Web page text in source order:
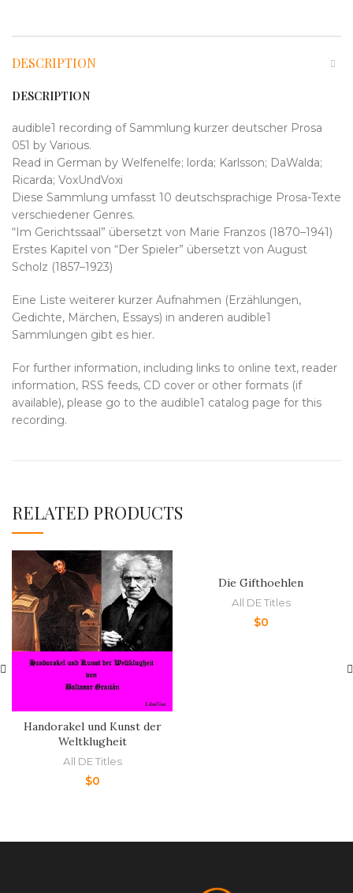
DESCRIPTION
DESCRIPTION
audible1 recording of Sammlung kurzer deutscher Prosa
051 by Various.
Read in German by Welfenelfe; lorda; Karlsson; DaWalda;
Ricarda; VoxUndVoxi
Diese Sammlung umfasst 10 deutschsprachige Prosa-Texte
verschiedener Genres.
“Im Gerichtssaal” übersetzt von Marie Franzos (1870–1941)
Erstes Kapitel von “Der Spieler” übersetzt von August
Scholz (1857–1923)
Eine Liste weiterer kurzer Aufnahmen (Erzählungen,
Gedichte, Märchen, Essays) in anderen audible1
Sammlungen gibt es hier.
For further information, including links to online text, reader
information, RSS feeds, CD cover or other formats (if
available), please go to the audible1 catalog page for this
recording.
RELATED PRODUCTS
Handorakel und Kunst der
Weltklugheit
All DE Titles
$0
Die Gifthoehlen
All DE Titles
$0